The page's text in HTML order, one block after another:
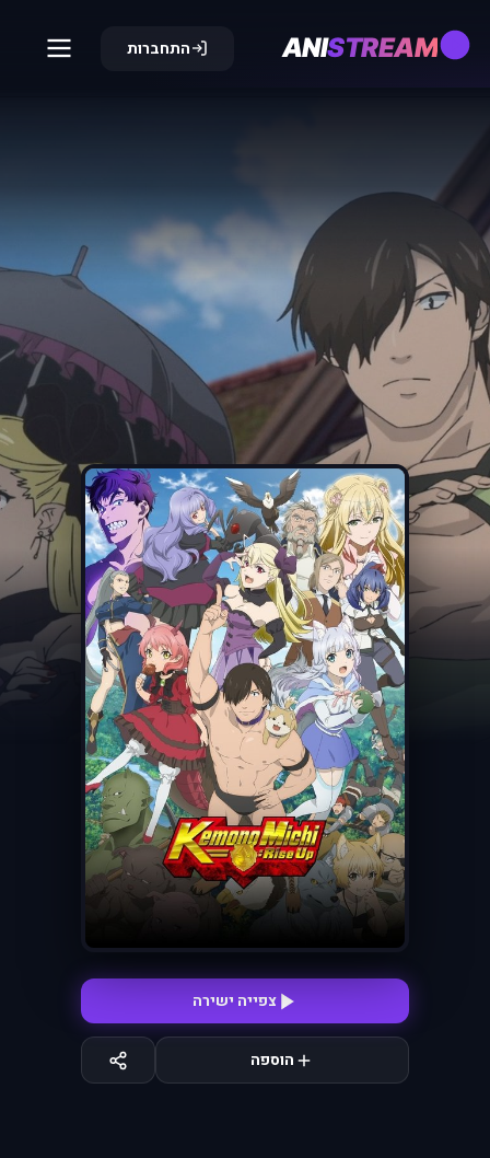
ANISTREAM התחברות
צפייה ישירה
הוספה